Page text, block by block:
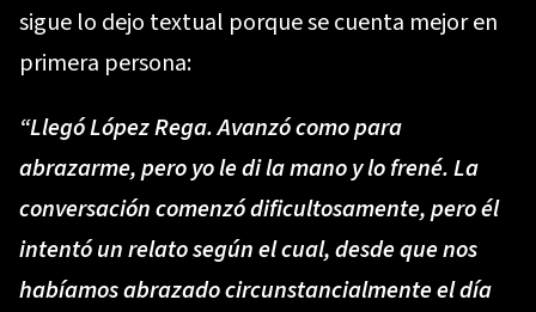
sigue lo dejo textual porque se cuenta mejor en
primera persona:
“Llegó López Rega. Avanzó como para
abrazarme, pero yo le di la mano y lo frené. La
conversación comenzó dificultosamente, pero él
intentó un relato según el cual, desde que nos
habíamos abrazado circunstancialmente el día